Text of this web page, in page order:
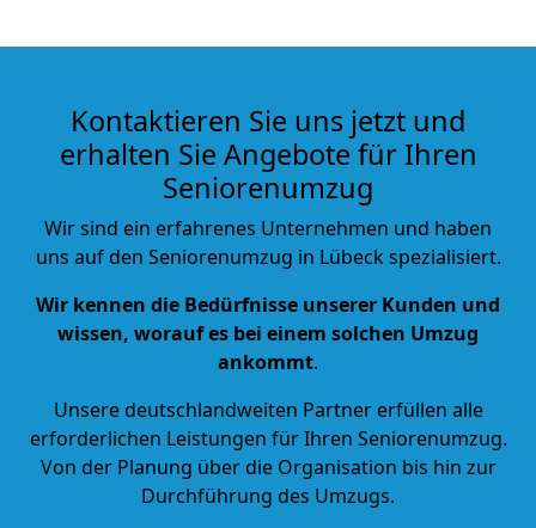
Kontaktieren Sie uns jetzt und
erhalten Sie Angebote für Ihren
Seniorenumzug
Wir sind ein erfahrenes Unternehmen und haben
uns auf den Seniorenumzug in Lübeck spezialisiert.
Wir kennen die Bedürfnisse unserer Kunden und
wissen, worauf es bei einem solchen Umzug
ankommt.
Unsere deutschlandweiten Partner erfüllen alle
erforderlichen Leistungen für Ihren Seniorenumzug.
Von der Planung über die Organisation bis hin zur
Durchführung des Umzugs.